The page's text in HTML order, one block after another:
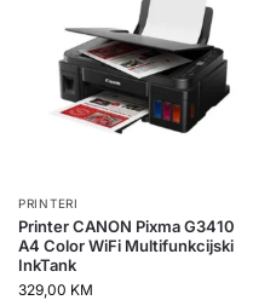
PRINTERI
Printer CANON Pixma G3410
A4 Color WiFi Multifunkcijski
InkTank
329,00 KM